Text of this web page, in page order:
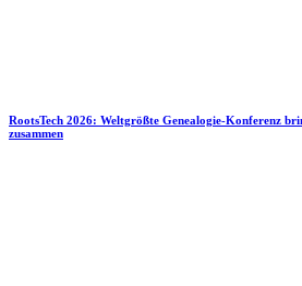
RootsTech 2026: Weltgrößte Genealogie-Konferenz
zusammen